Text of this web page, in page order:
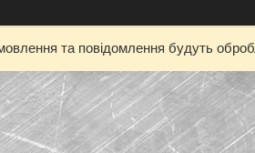
та повідомлення будуть